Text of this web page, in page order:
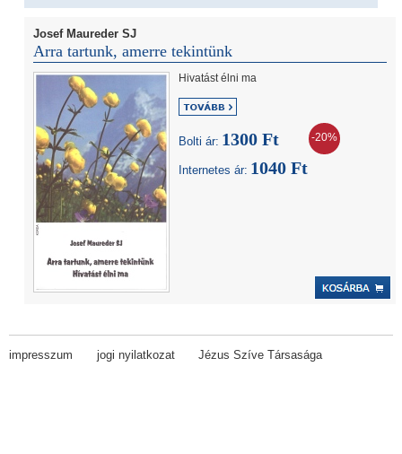
Josef Maureder SJ
Arra tartunk, amerre tekintünk
Hivatást élni ma
Bolti ár: 1300 Ft -20%
Internetes ár: 1040 Ft
impresszum jogi nyilatkozat Jézus Szíve Társasága